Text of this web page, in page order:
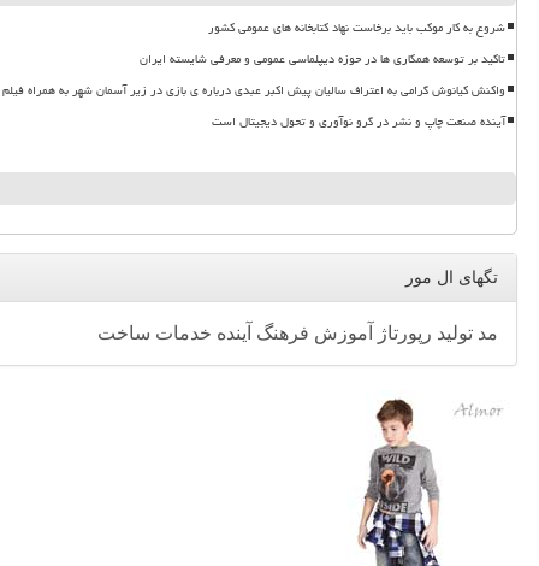
شروع به کار موکب باید برخاست نهاد کتابخانه های عمومی کشور
تاکید بر توسعه همکاری ها در حوزه دیپلماسی عمومی و معرفی شایسته ایران
واکنش کیانوش گرامی به اعتراف سالیان پیش اکبر عبدی درباره ی بازی در زیر آسمان شهر به همراه فیلم
آینده صنعت چاپ و نشر در گرو نوآوری و تحول دیجیتال است
تگهای ال مور
مد تولید رپورتاژ آموزش فرهنگ آینده خدمات ساخت